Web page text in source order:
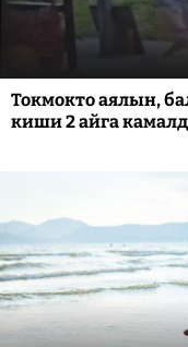
Токмокто аялын,
киши 2 айга